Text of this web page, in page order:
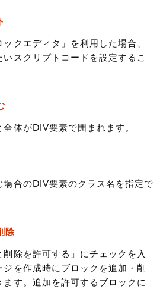
クエディタ」を利用した場合、
スクリプトコードを設定するこ
体がDIV要素で囲まれます。
場合のDIV要素のクラス名を指定で
除
削除を許可する」にチェックを入
を作成時にブロックを追加・削
ます。追加を許可するブロックに